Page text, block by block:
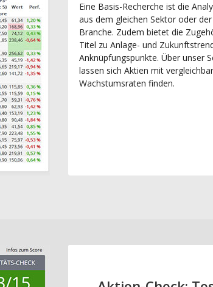
Eine Basis-Recherche ist die
aus dem gleichen Sektor oder
Branche. Zudem bietet die
Titel zu Anlage- und
Anknüpfungspunkte. Über unser
lassen sich Aktien mit
Wachstumsraten finden.